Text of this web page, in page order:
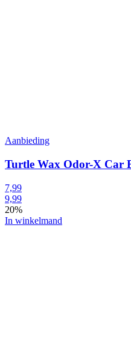
Aanbieding
Turtle Wax Odor-X Car
7,99
9,99
20%
In winkelmand